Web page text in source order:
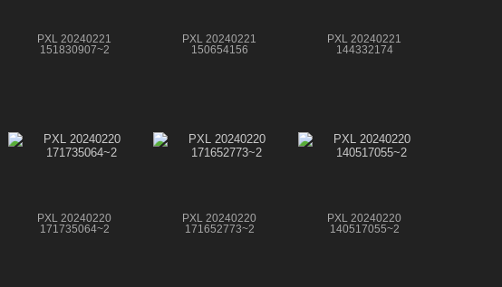
PXL 20240221
151830907~2
PXL 20240221
150654156
PXL 20240221
144332174
PXL 20240220
171735064~2
PXL 20240220
171652773~2
PXL 20240220
140517055~2